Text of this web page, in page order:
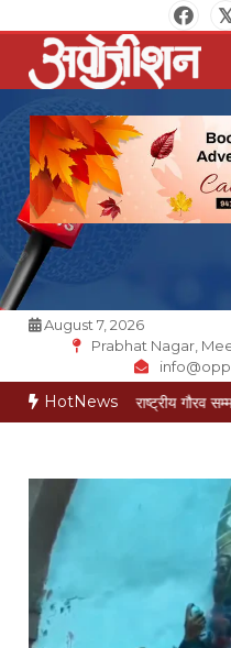
to
content
Opposition
August 7, 2026
Prabhat Nagar,
HotNews
गोयल राष्ट्रीय गौरव सम्मान से सम्मानित